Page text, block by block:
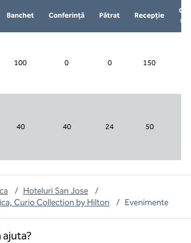
Banchet Conferință Pătrat Recepţie
100 0 0 150
40 40 24 50
/ Hoteluri San Jose
/
Curio Collection by Hilton
/ Evenimente
ajuta?